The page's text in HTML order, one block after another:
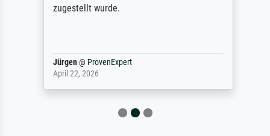
zugestellt wurde.
Jürgen@ProvenExpert
April 22, 2026